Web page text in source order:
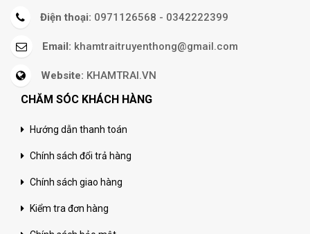
Điện thoại: 0971126568 - 0342222399
Email: khamtraitruyenthong@gmail.com
Website: KHAMTRAI.VN
CHĂM SÓC KHÁCH HÀNG
Hướng dẫn thanh toán
Chính sách đổi trả hàng
Chính sách giao hàng
Kiểm tra đơn hàng